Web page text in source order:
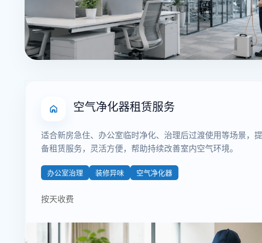
空气净化器租赁服务
适合新房急住、办公室临时净化、治理后过渡使用等场景，
备租赁服务，灵活方便，帮助持续改善室内空气环境。
办公室治理 装修异味 空气净化器
按天收费